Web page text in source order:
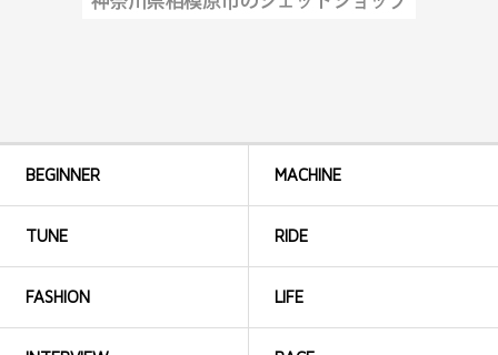
BEGINNER MACHINE
TUNE RIDE
FASHION LIFE